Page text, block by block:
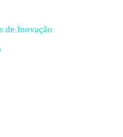
de Inovação